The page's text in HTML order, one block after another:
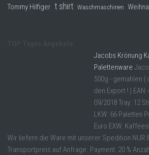
Tommy Hilfiger t shirt Waschmaschinen
Jacobs Krönung
Palettenware
500g - gemahlen
den Export ! )
09/2018 Tray: 12
LKW: 66 Paletten
Euro EXW:
Wir liefern die Ware mit unserer Spedition NUR IN
Transportpreis auf Anfrage. Payment: 20 %